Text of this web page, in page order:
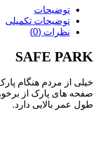
توضیحات
توضیحات تکمیلی
نظرات (0)
SAFE PARK
صفحه های پارک از
طول عمر بالایی دارد.